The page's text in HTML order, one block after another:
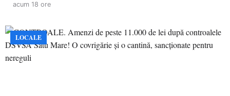
acum 18 ore
LOCALE